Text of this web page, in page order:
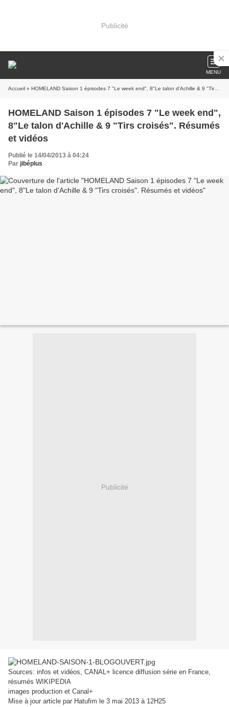
Publicité
MENU
Accueil » HOMELAND Saison 1 épisodes 7 "Le week end", 8"Le talon d'Achille & 9 "Tirs croisés". Résumés et vidéos
HOMELAND Saison 1 épisodes 7 "Le week end",
8"Le talon d'Achille & 9 "Tirs croisés". Résumés
et vidéos
Publié le 14/04/2013 à 04:24
Par jibéplus
Publicité
Sources: infos et vidéos, CANAL+ licence diffusion série en France,
résumés WIKIPEDIA
images production et Canal+
Mise à jour article par Hatufim le 3 mai 2013 à 12H25